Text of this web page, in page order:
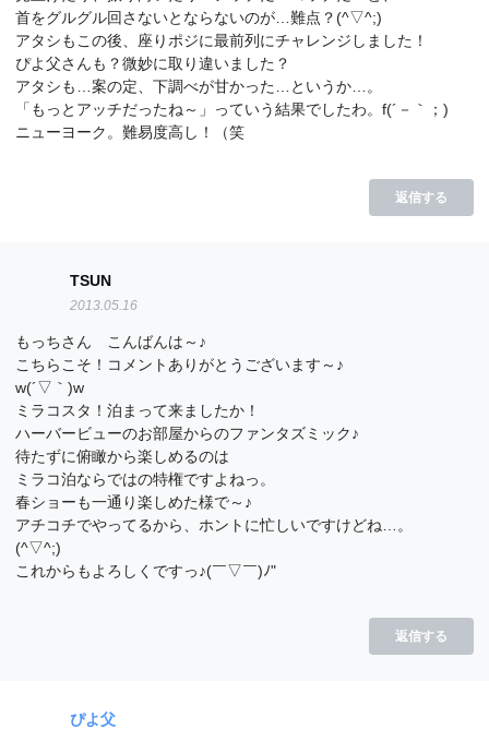
首をグルグル回さないとならないのが…難点？(^▽^;)
アタシもこの後、座りポジに最前列にチャレンジしました！
ぴよ父さんも？微妙に取り違いました？
アタシも…案の定、下調べが甘かった…というか…。
「もっとアッチだったね～」っていう結果でしたわ。f(´－｀；)
ニューヨーク。難易度高し！（笑
返信する
TSUN
2013.05.16
もっちさん こんばんは～♪
こちらこそ！コメントありがとうございます～♪
w(´▽｀)w
ミラコスタ！泊まって来ましたか！
ハーバービューのお部屋からのファンタズミック♪
待たずに俯瞰から楽しめるのは
ミラコ泊ならではの特権ですよねっ。
春ショーも一通り楽しめた様で～♪
アチコチでやってるから、ホントに忙しいですけどね…。
(^▽^;)
これからもよろしくですっ♪(￣▽￣)ﾉ"
返信する
ぴよ父